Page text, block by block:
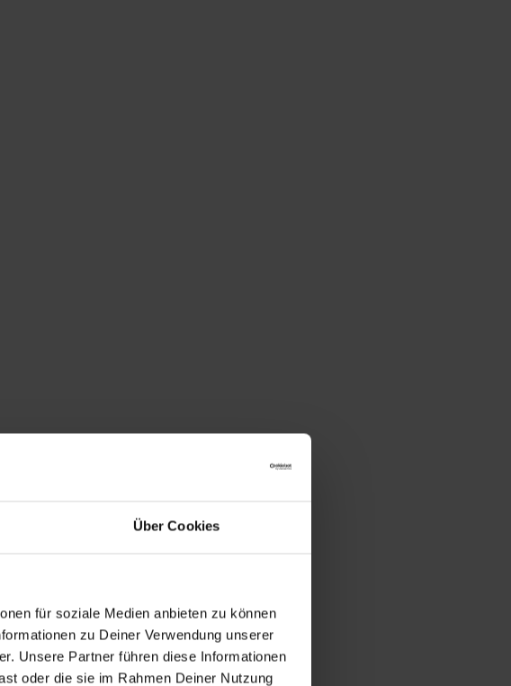
Über Cookies
für soziale Medien anbieten zu können
zu Deiner Verwendung unserer
Unsere Partner führen diese Informationen
oder die sie im Rahmen Deiner Nutzung